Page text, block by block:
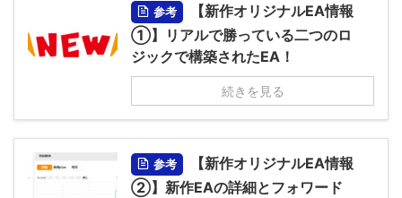
参考
【新作オリジナルEA情報
①】リアルで勝っている二つのロ
ジックで構築されたEA！
続きを見る
参考
【新作オリジナルEA情報
②】新作EAの詳細とフォワード